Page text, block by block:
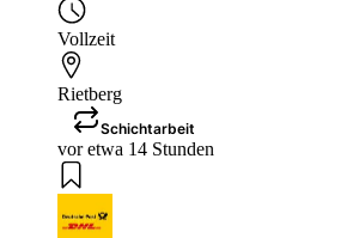
Vollzeit
Rietberg
Schichtarbeit
vor etwa 14 Stunden